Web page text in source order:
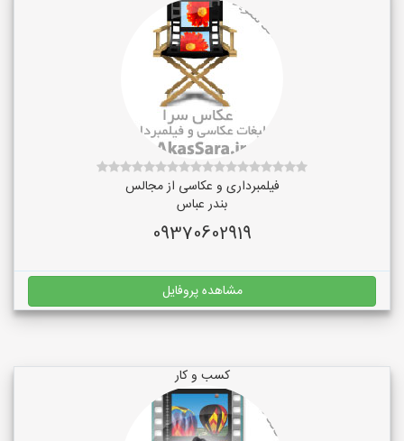
فیلمبرداری و عکاسی از مجالس
بندر عباس
09370602919
مشاهده پروفایل
کسب و کار